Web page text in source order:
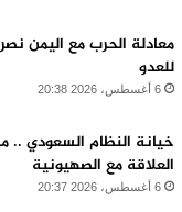
معادلة الحرب مع اليمن
للعدو
6 أغسطس، 2026 20:38
خيانة النظام السعودي
العلاقة مع الصهيونية
6 أغسطس، 2026 20:37